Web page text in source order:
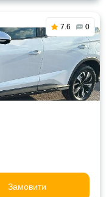
7.6 0
Замовити